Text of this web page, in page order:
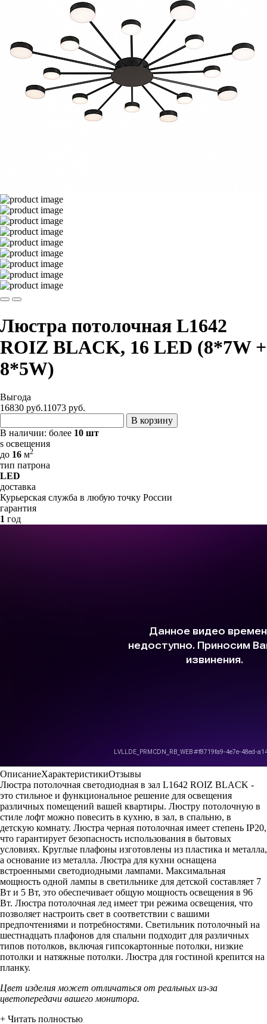
Люстра потолочная L1642
ROIZ BLACK, 16 LED (8*7W +
8*5W)
Выгода
16830 руб.11073 руб.
В корзину
В наличии: более 10 шт
s освещения
до 16 м2
тип патрона
LED
доставка
Курьерская служба в любую точку России
гарантия
1 год
ОписаниеХарактеристикиОтзывы
Люстра потолочная светодиодная в зал L1642 ROIZ BLACK -
это стильное и функциональное решение для освещения
различных помещений вашей квартиры. Люстру потолочную в
стиле лофт можно повесить в кухню, в зал, в спальню, в
детскую комнату. Люстра черная потолочная имеет степень IP20,
что гарантирует безопасность использования в бытовых
условиях. Круглые плафоны изготовлены из пластика и металла,
а основание из металла. Люстра для кухни оснащена
встроенными светодиодными лампами. Максимальная
мощность одной лампы в светильнике для детской составляет 7
Вт и 5 Вт, это обеспечивает общую мощность освещения в 96
Вт. Люстра потолочная лед имеет три режима освещения, что
позволяет настроить свет в соответствии с вашими
предпочтениями и потребностями. Светильник потолочный на
шестнадцать плафонов для спальни подходит для различных
типов потолков, включая гипсокартонные потолки, низкие
потолки и натяжные потолки. Люстра для гостиной крепится на
планку.
Цвет изделия может отличаться от реальных из-за
цветопередачи вашего монитора.
+ Читать полностью